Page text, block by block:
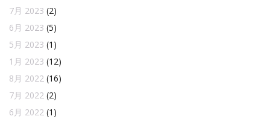
7月 2023 (2)
6月 2023 (5)
5月 2023 (1)
1月 2023 (12)
8月 2022 (16)
7月 2022 (2)
6月 2022 (1)